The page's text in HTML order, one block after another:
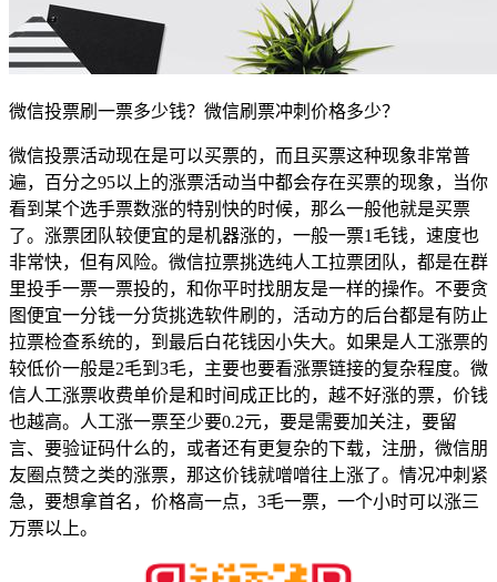
微信投票刷一票多少钱？微信刷票冲刺价格多少？
微信投票活动现在是可以买票的，而且买票这种现象非常普
遍，百分之95以上的涨票活动当中都会存在买票的现象，当你
看到某个选手票数涨的特别快的时候，那么一般他就是买票
了。涨票团队较便宜的是机器涨的，一般一票1毛钱，速度也
非常快，但有风险。微信拉票挑选纯人工拉票团队，都是在群
里投手一票一票投的，和你平时找朋友是一样的操作。不要贪
图便宜一分钱一分货挑选软件刷的，活动方的后台都是有防止
拉票检查系统的，到最后白花钱因小失大。如果是人工涨票的
较低价一般是2毛到3毛，主要也要看涨票链接的复杂程度。微
信人工涨票收费单价是和时间成正比的，越不好涨的票，价钱
也越高。人工涨一票至少要0.2元，要是需要加关注，要留
言、要验证码什么的，或者还有更复杂的下载，注册，微信朋
友圈点赞之类的涨票，那这价钱就噌噌往上涨了。情况冲刺紧
急，要想拿首名，价格高一点，3毛一票，一个小时可以涨三
万票以上。